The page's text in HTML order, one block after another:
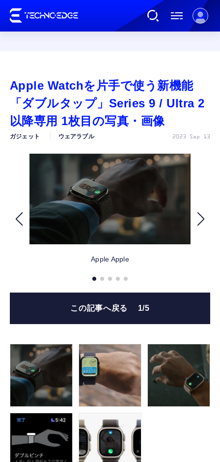
AI
ガジェット
ゲーム
カルチャー
公式ストア
Apple Watchを片手で使う新機能
「ダブルタップ」Series 9 / Ultra 2
以降専用 1枚目の写真・画像
ガジェット ウェアラブル 2023 Sep 13
Apple Apple
この記事へ戻る 1/5